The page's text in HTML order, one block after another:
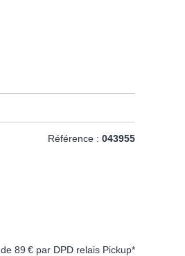
Référence : 043955
89 € par DPD relais Pickup*